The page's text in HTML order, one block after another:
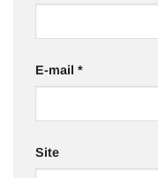
E-mail *
Site